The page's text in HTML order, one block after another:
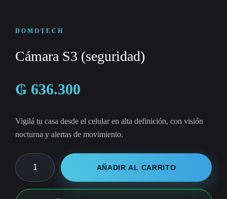
DOMOTECH
Cámara S3 (seguridad)
₲ 636.300
Vigilá tu casa desde el celular en alta definición, con visión
nocturna y alertas de movimiento.
Cámara
S3
(seguridad)
AÑADIR AL CARRITO